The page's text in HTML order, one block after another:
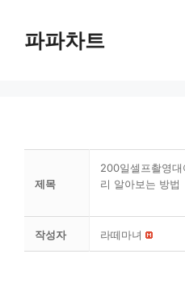
content파파차트
제목
200일셀프촬영
리 알아보는 방법
작성자 라떼마녀